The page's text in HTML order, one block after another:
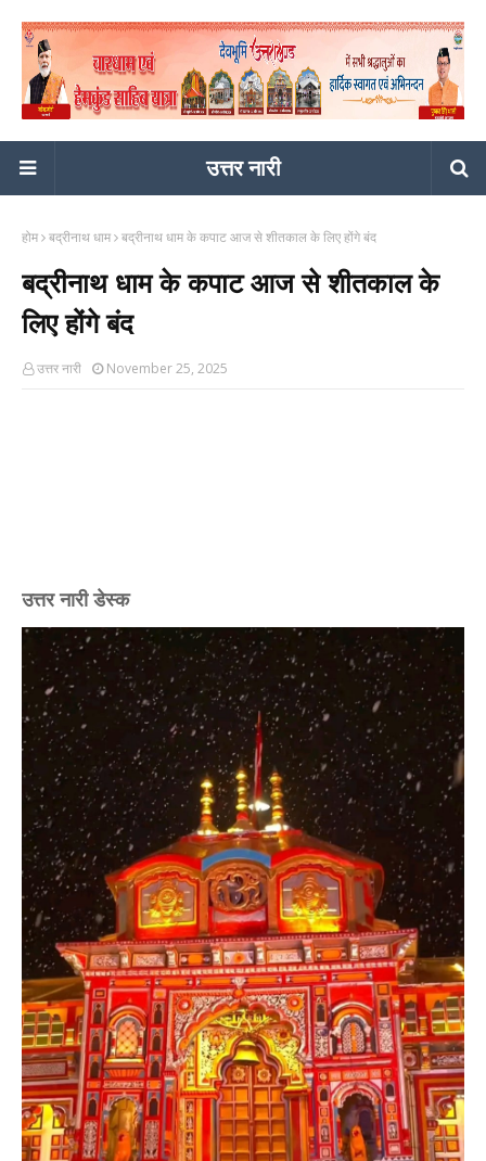
उत्तर नारी
होम बद्रीनाथ धाम बद्रीनाथ धाम के कपाट आज से शीतकाल के लिए होंगे बंद
बद्रीनाथ धाम के कपाट आज से शीतकाल के
लिए होंगे बंद
उत्तर नारी November 25, 2025
उत्तर नारी डेस्क